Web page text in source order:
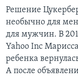
Решение
необычно для
для мужчин. В
Yahoo Inc
ребенка
А после